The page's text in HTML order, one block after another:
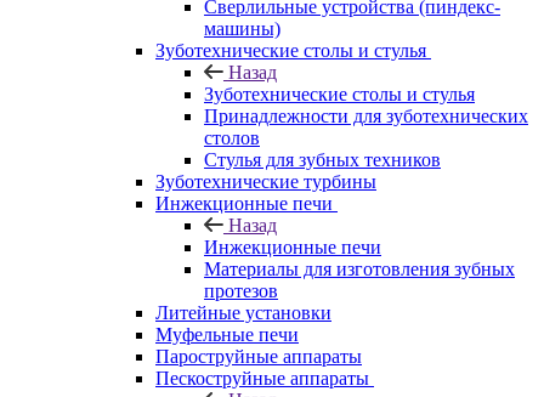
Сверлильные устройства (пиндекс-
машины)
Зуботехнические столы и стулья
Назад
Зуботехнические столы и стулья
Принадлежности для зуботехнических
столов
Стулья для зубных техников
Зуботехнические турбины
Инжекционные печи
Назад
Инжекционные печи
Материалы для изготовления зубных
протезов
Литейные установки
Муфельные печи
Пароструйные аппараты
Пескоструйные аппараты